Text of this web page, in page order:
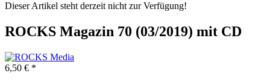
Dieser Artikel steht derzeit nicht zur Verfügung!
ROCKS Magazin 70 (03/2019) mit CD
6,50 € *